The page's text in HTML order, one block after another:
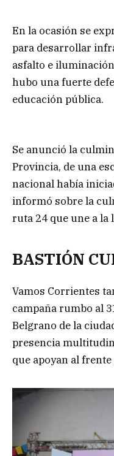
En la ocasión se
para desarrollar
asfalto e
hubo una fuerte
educación pública.
Se anunció la
Provincia, de una
nacional había
informó sobre la
ruta 24 que une a la
BASTIÓN
Vamos Corrientes
campaña rumbo al
Belgrano de la
presencia
que apoyan al